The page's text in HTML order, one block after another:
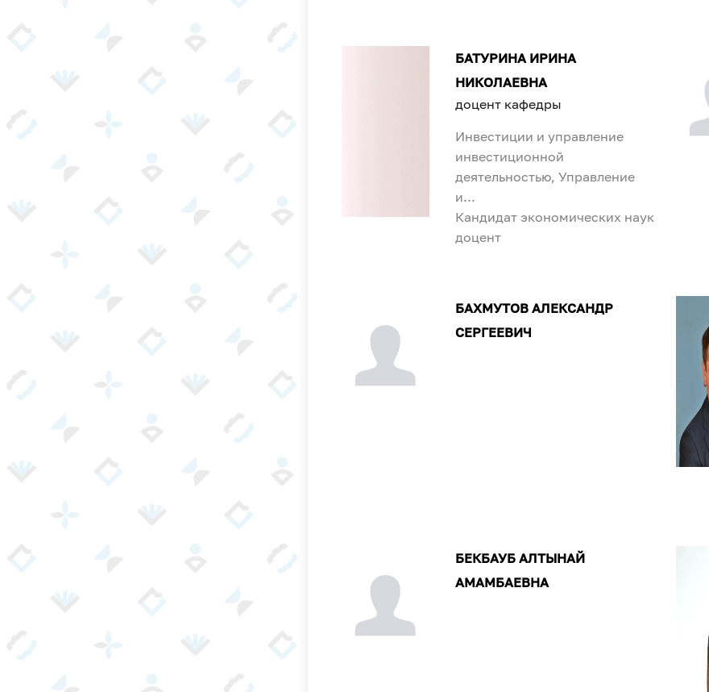
БАТУРИНА ИРИНА
НИКОЛАЕВНА
доцент кафедры
Инвестиции и управление
инвестиционной
деятельностью, Управление
и...
Кандидат экономических наук
доцент
БАХМУТОВ АЛЕКСАНДР
СЕРГЕЕВИЧ
БЕКБАУБ АЛТЫНАЙ
АМАМБАЕВНА